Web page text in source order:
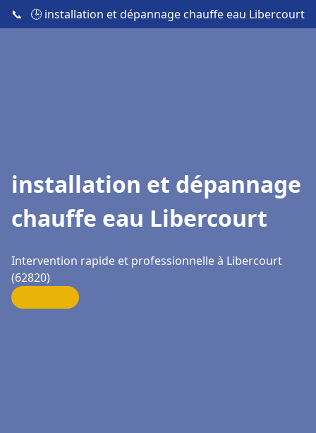
📞 🕒 installation et dépannage chauffe eau Libercourt
installation et dépannage
chauffe eau Libercourt
Intervention rapide et professionnelle à Libercourt
(62820)